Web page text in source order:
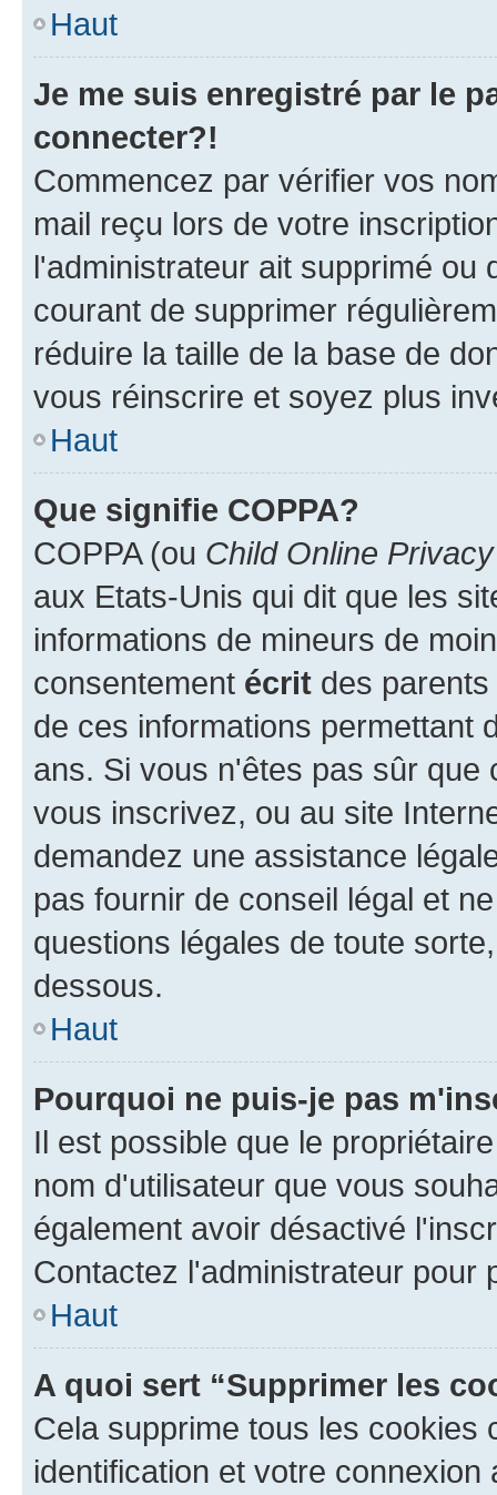
Haut
Je me suis enregistré par le
connecter?!
Commencez par vérifier vos
mail reçu lors de votre
l'administrateur ait supprimé ou
courant de supprimer
réduire la taille de la base de
vous réinscrire et soyez plus
Haut
Que signifie COPPA?
COPPA (ou Child Online
aux Etats-Unis qui dit que les
informations de mineurs de
consentement écrit des
de ces informations permettant
ans. Si vous n'êtes pas sûr
vous inscrivez, ou au site
demandez une assistance
pas fournir de conseil légal et
questions légales de toute
dessous.
Haut
Pourquoi ne puis-je pas
Il est possible que le
nom d'utilisateur que vous
également avoir désactivé
Contactez l'administrateur pour
Haut
A quoi sert “Supprimer les
Cela supprime tous les cookies
identification et votre